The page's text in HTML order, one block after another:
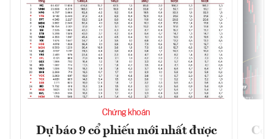
Chứng khoán
Dự báo 9 cổ phiếu mới nhất được
Có